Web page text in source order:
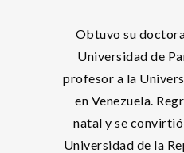
Obtuvo su
Universidad de
profesor a la
en Venezuela.
natal y se
Universidad de la